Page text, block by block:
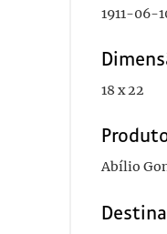
1911-06-
18 x 22
Abílio